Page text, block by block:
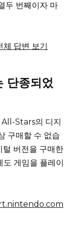
두 번째이자 마
답변 보기
종되었
Stars의 디지
구매할 수 없습
버전을 구매한
게임을 플레이